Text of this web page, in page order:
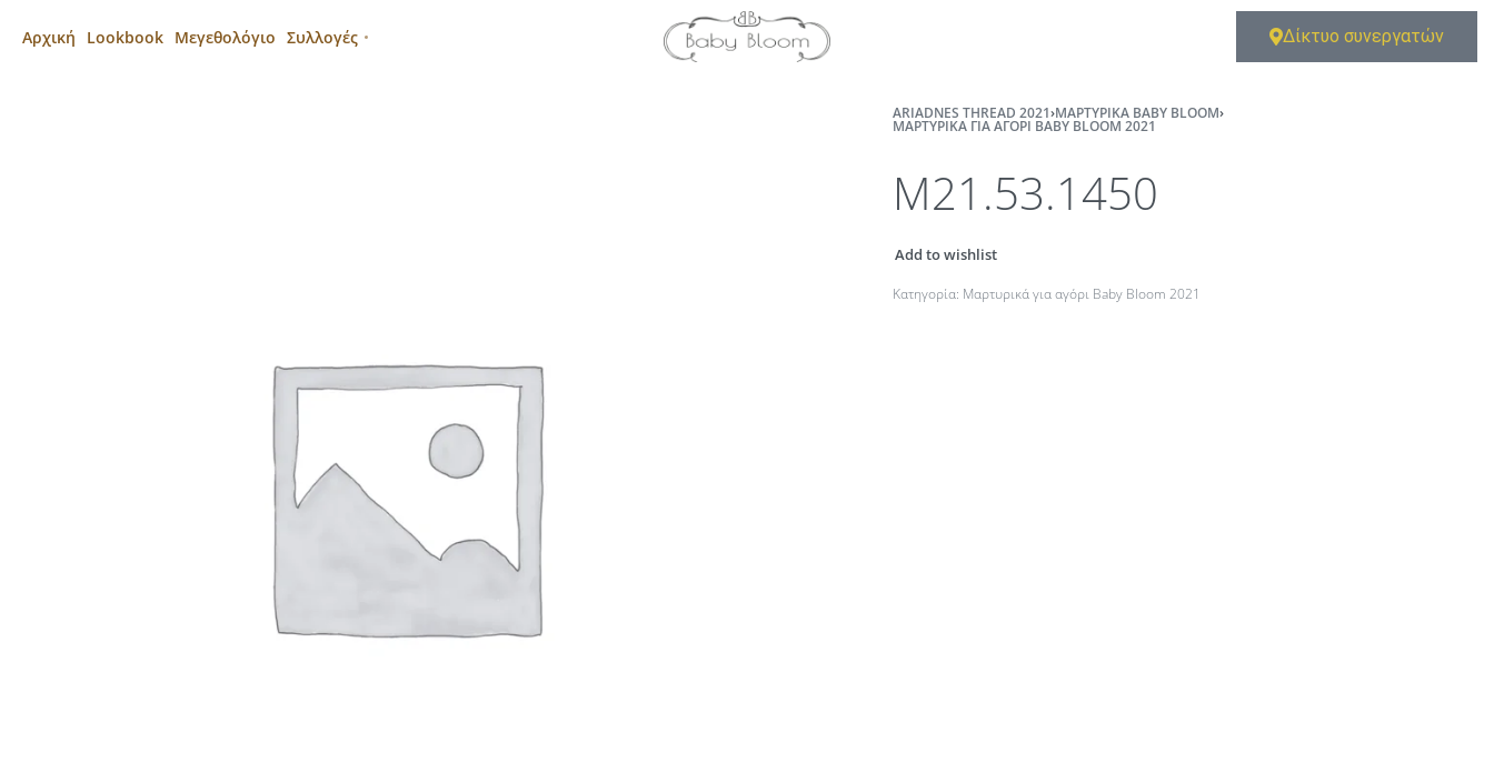
Αρχική Lookbook Μεγεθολόγιο Συλλογές Δίκτυο συνεργατών
ARIADNES THREAD 2021›ΜΑΡΤΥΡΙΚΆ BABY BLOOM›
ΜΑΡΤΥΡΙΚΆ ΓΙΑ ΑΓΌΡΙ BABY BLOOM 2021
M21.53.1450
Add to wishlist
Κατηγορία: Μαρτυρικά για αγόρι Baby Bloom 2021